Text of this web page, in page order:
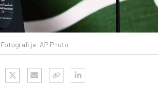
Fotografi je: AP Photo